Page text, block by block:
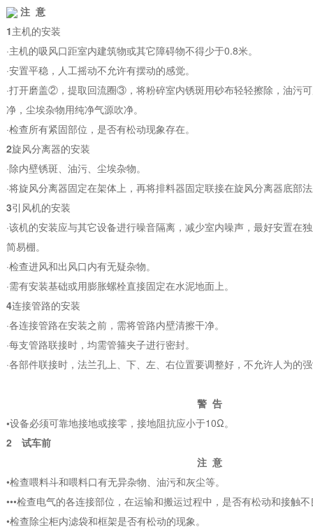
注 意
1主机的安装
·主机的吸风口距室内建筑物或其它障碍物不得少于0.8米。
·安置平稳，人工摇动不允许有摆动的感觉。
·打开磨盖②，提取回流圈③，将粉碎室内锈斑用砂布轻轻擦除，油污
净，尘埃杂物用纯净气源吹净。
·检查所有紧固部位，是否有松动现象存在。
2旋风分离器的安装
·除内壁锈斑、油污、尘埃杂物。
·将旋风分离器固定在架体上，再将排料器固定联接在旋风分离器底部
3引风机的安装
·该机的安装应与其它设备进行噪音隔离，减少室内噪声，最好安置在
简易棚。
·检查进风和出风口内有无疑杂物。
·需有安装基础或用膨胀螺栓直接固定在水泥地面上。
4连接管路的安装
·各连接管路在安装之前，需将管路内壁清擦干净。
·每支管路联接时，均需管箍夹子进行密封。
·各部件联接时，法兰孔上、下、左、右位置要调整好，不允许人为的
警 告
•设备必须可靠地接地或接零，接地阻抗应小于10Ω。
2 试车前
注 意
•检查喂料斗和喂料口有无异杂物、油污和灰尘等。
•••检查电气的各连接部位，在运输和搬运过程中，是否有松动和接触
•检查除尘柜内滤袋和框架是否有松动的现象。